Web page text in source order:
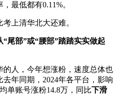
最低都有0.11%。
上清华北大还难。
尾部”或“腰部”踏踏实实做起
人，今年想涨粉，速度总体也
年同期，2024年各平台，影响
单账号涨粉14.8万，同比下滑